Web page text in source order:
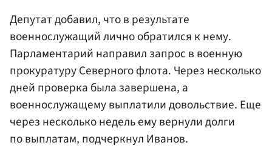
Депутат добавил, что в результате
военнослужащий лично обратился к нему.
Парламентарий направил запрос в военную
прокуратуру Северного флота. Через несколько
дней проверка была завершена, а
военнослужащему выплатили довольствие. Еще
через несколько недель ему вернули долги
по выплатам, подчеркнул Иванов.